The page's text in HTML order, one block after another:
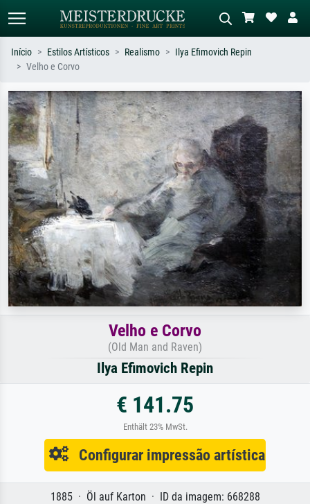
Pesquise por artista, título ou estilo –
ex: Monet, Noite Estrelada,
impressionismo, onda de Hokusai, nu.
Descreva a cena – ex: prado verde,
abstrato com muito vermelho, pintura
a óleo escura, nu em pé ao lado de
uma árvore.
Início Estilos Artísticos Realismo
Ilya Efimovich Repin
Velho e Corvo
Velho e Corvo
(Old Man and Raven)
Ilya Efimovich Repin
€ 141.75
Enthält 23% MwSt.
Configurar impressão artística
1885 · Öl auf Karton · ID da imagem: 668288